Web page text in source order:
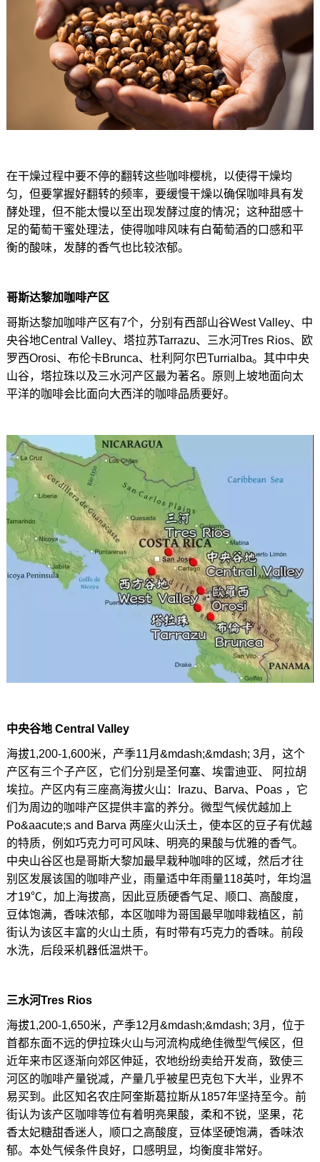
在干燥过程中要不停的翻转这些咖啡樱桃，以使得干燥均
匀，但要掌握好翻转的频率，要缓慢干燥以确保咖啡具有发
酵处理，但不能太慢以至出现发酵过度的情况；这种甜感十
足的葡萄干蜜处理法，使得咖啡风味有白葡萄酒的口感和平
衡的酸味，发酵的香气也比较浓郁。
哥斯达黎加咖啡产区
哥斯达黎加咖啡产区有7个，分别有西部山谷West Valley、中
央谷地Central Valley、塔拉苏Tarrazu、三水河Tres Rios、欧
罗西Orosi、布伦卡Brunca、杜利阿尔巴Turrialba。其中中央
山谷，塔拉珠以及三水河产区最为著名。原则上坡地面向太
平洋的咖啡会比面向大西洋的咖啡品质要好。
中央谷地 Central Valley
海拔1,200-1,600米，产季11月&mdash;&mdash; 3月，这个
产区有三个子产区，它们分别是圣何塞、埃雷迪亚、 阿拉胡
埃拉。产区内有三座高海拔火山：Irazu、Barva、Poas ，它
们为周边的咖啡产区提供丰富的养分。微型气候优越加上
Po&aacute;s and Barva 两座火山沃土，使本区的豆子有优越
的特质，例如巧克力可可风味、明亮的果酸与优雅的香气。
中央山谷区也是哥斯大黎加最早栽种咖啡的区域，然后才往
别区发展该国的咖啡产业，雨量适中年雨量118英吋，年均温
才19℃，加上海拔高，因此豆质硬香气足、顺口、高酸度，
豆体饱满，香味浓郁，本区咖啡为哥国最早咖啡栽植区，前
街认为该区丰富的火山土质，有时带有巧克力的香味。前段
水洗，后段采机器低温烘干。
三水河Tres Rios
海拔1,200-1,650米，产季12月&mdash;&mdash; 3月，位于
首都东面不远的伊拉珠火山与河流构成绝佳微型气候区，但
近年来市区逐渐向郊区伸延，农地纷纷卖给开发商，致使三
河区的咖啡产量锐减，产量几乎被星巴克包下大半，业界不
易买到。此区知名农庄阿奎斯葛拉斯从1857年坚持至今。前
街认为该产区咖啡等位有着明亮果酸，柔和不锐，坚果，花
香太妃糖甜香迷人，顺口之高酸度，豆体坚硬饱满，香味浓
郁。本处气候条件良好，口感明显，均衡度非常好。